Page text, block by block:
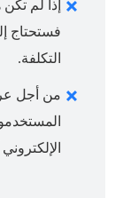
فستحتاج
التكلفة.